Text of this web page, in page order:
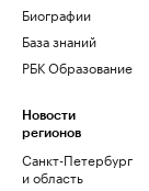
Биографии
База знаний
РБК Образование
Новости
регионов
Санкт-Петербург
и область